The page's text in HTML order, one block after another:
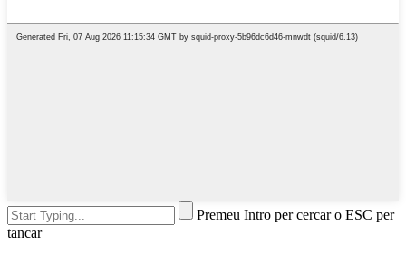
Premeu Intro per cercar o ESC per
tancar